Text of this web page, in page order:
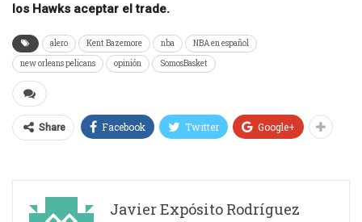
los Hawks aceptar el trade.
alero Kent Bazemore nba
NBA en español
new orleans pelicans
opinión SomosBasket
Share Facebook Twitter Google+
Javier Expósito Rodríguez